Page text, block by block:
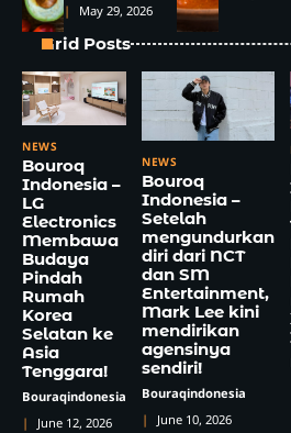
May 29, 2026
Grid Posts
NEWS
Bouroq
Indonesia –
LG
Electronics
Membawa
Budaya
Pindah
Rumah
Korea
Selatan ke
Asia
Tenggara!
Bouraqindonesia
June 12, 2026
NEWS
Bouroq
Indonesia –
Setelah
mengundurkan
diri dari NCT
dan SM
Entertainment,
Mark Lee kini
mendirikan
agensinya
sendiri!
Bouraqindonesia
June 10, 2026